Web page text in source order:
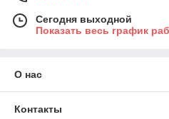
Сегодня выходной
Показать весь график
О нас
Контакты